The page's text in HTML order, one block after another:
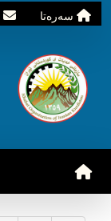
سه‌ره‌تا